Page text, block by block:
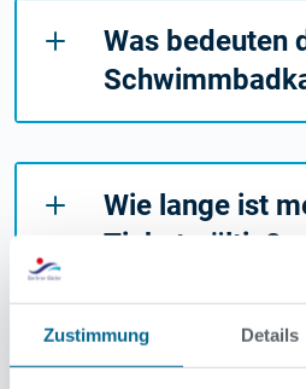
Zustimmung Details
Was bedeuten
Wie lange ist
Ticket gültig?
Muss ich mein